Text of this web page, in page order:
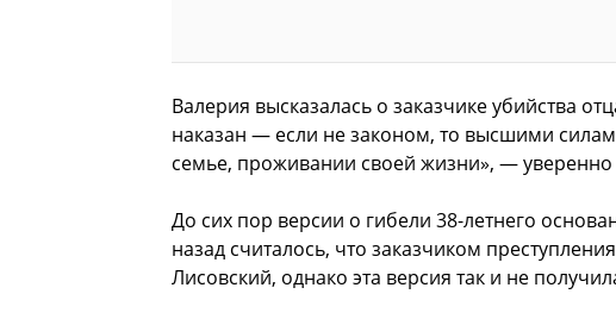
Валерия высказалась о заказчике убийства
наказан — если не законом, то высшими
семье, проживании своей жизни», — уверенно
До сих пор версии о гибели 38-летнего
назад считалось, что заказчиком
Лисовский, однако эта версия так и не